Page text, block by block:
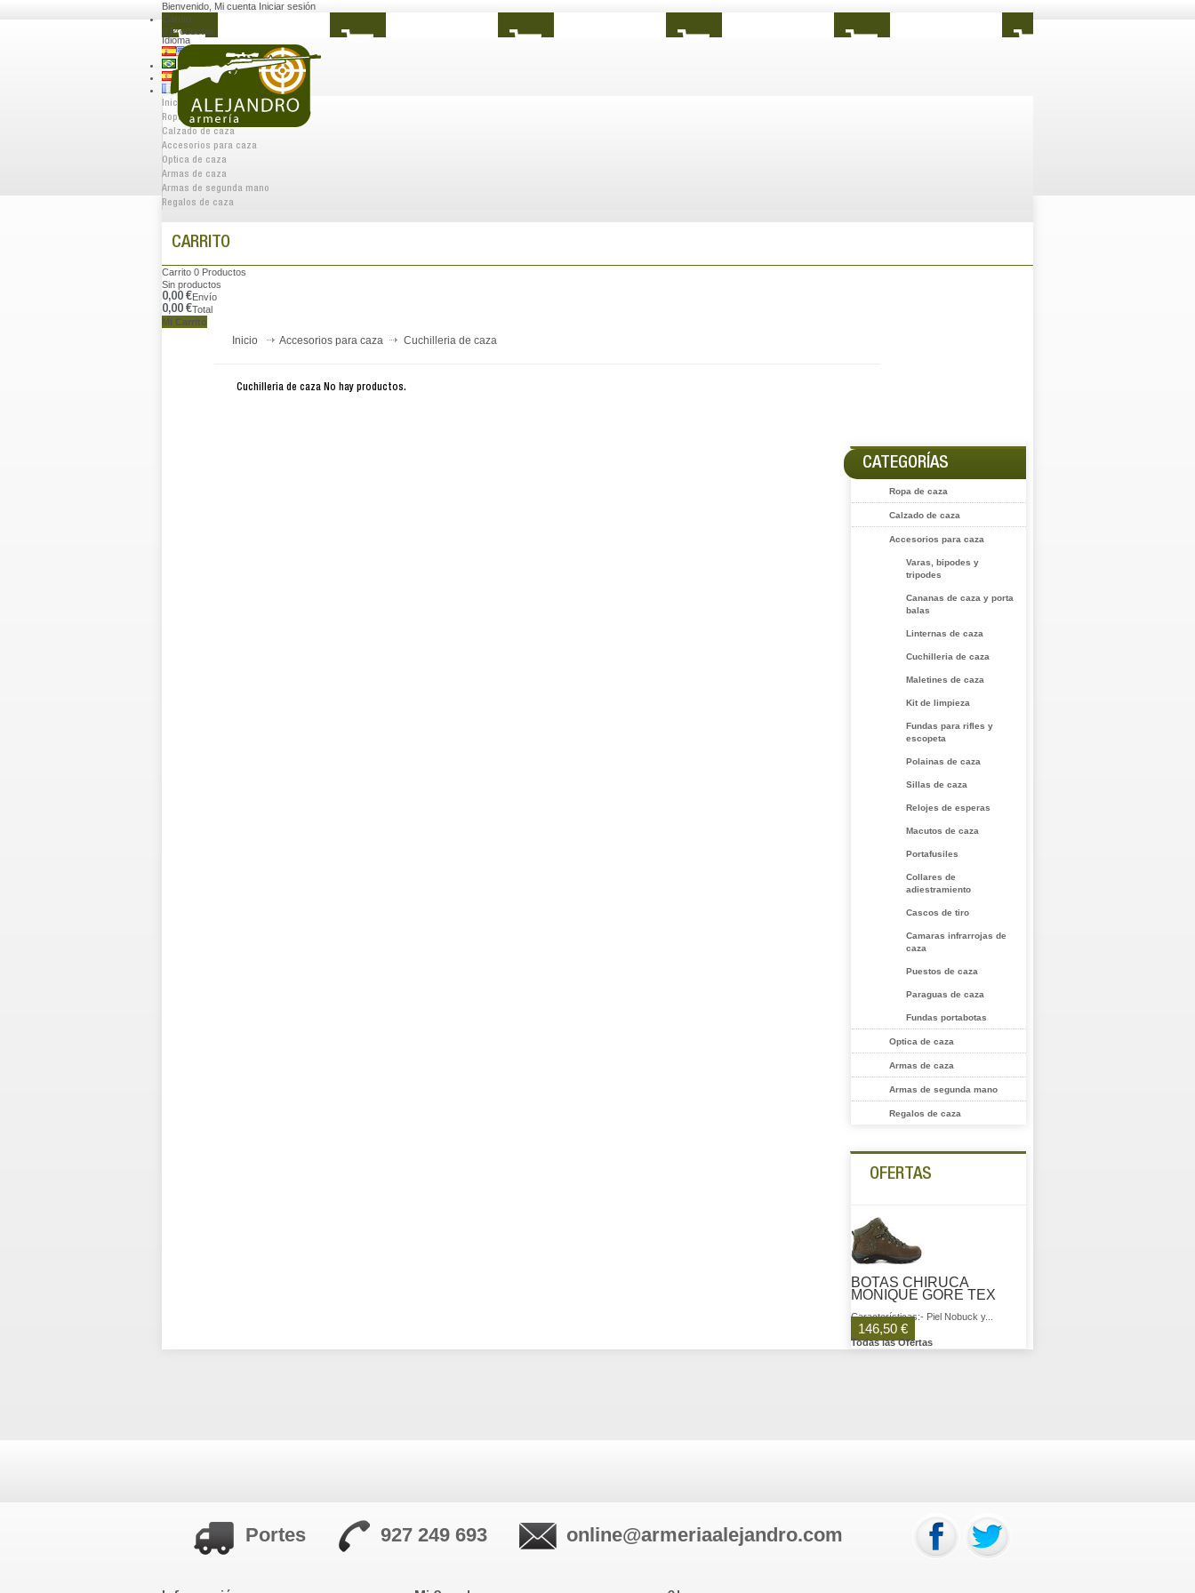
Bienvenido Mi cuenta Iniciar sesión
Carrito
0 Productos
Idioma
Inicio
Ropa de caza
Calzado de caza
Accesorios para caza
Optica de caza
Armas de caza
Armas de segunda mano
Regalos de caza
CARRITO
Carrito 0 Productos
Sin productos
0,00 €Envío
0,00 €Total
Mi Carrito
Inicio Accesorios para caza Cuchilleria de caza
Cuchilleria de caza No hay productos.
CATEGORÍAS
Ropa de caza
Calzado de caza
Accesorios para caza
Varas, bipodes y
tripodes
Cananas de caza y porta
balas
Linternas de caza
Cuchilleria de caza
Maletines de caza
Kit de limpieza
Fundas para rifles y
escopeta
Polainas de caza
Sillas de caza
Relojes de esperas
Macutos de caza
Portafusiles
Collares de
adiestramiento
Cascos de tiro
Camaras infrarrojas de
caza
Puestos de caza
Paraguas de caza
Fundas portabotas
Optica de caza
Armas de caza
Armas de segunda mano
Regalos de caza
OFERTAS
BOTAS CHIRUCA
MONIQUE GORE TEX
Características:- Piel Nobuck y...
146,50 €
Todas las Ofertas
Portes 927 249 693 online@armeriaalejandro.com